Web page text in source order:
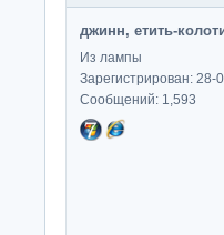
джинн, етить-
Из лампы
Зарегистрирован: 28-
Сообщений: 1,593